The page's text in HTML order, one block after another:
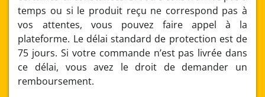
temps ou si le produit reçu ne correspond pas à
vos attentes, vous pouvez faire appel à la
plateforme. Le délai standard de protection est de
75 jours. Si votre commande n’est pas livrée dans
ce délai, vous avez le droit de demander un
remboursement.